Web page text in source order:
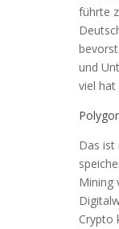
führte
und
viel hat
Das ist
Mining
Crypto